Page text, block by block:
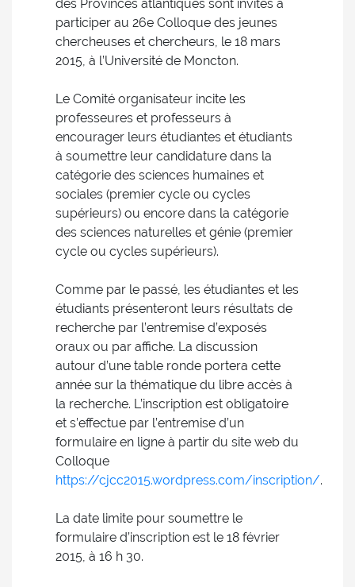
des Provinces atlantiques sont invités à
participer au 26e Colloque des jeunes
chercheuses et chercheurs, le 18 mars
2015, à l’Université de Moncton.
Le Comité organisateur incite les
professeures et professeurs à
encourager leurs étudiantes et étudiants
à soumettre leur candidature dans la
catégorie des sciences humaines et
sociales (premier cycle ou cycles
supérieurs) ou encore dans la catégorie
des sciences naturelles et génie (premier
cycle ou cycles supérieurs).
Comme par le passé, les étudiantes et les
étudiants présenteront leurs résultats de
recherche par l’entremise d’exposés
oraux ou par affiche. La discussion
autour d’une table ronde portera cette
année sur la thématique du libre accès à
la recherche. L’inscription est obligatoire
et s’effectue par l’entremise d’un
formulaire en ligne à partir du site web du
Colloque
https://cjcc2015.wordpress.com/inscription/.
La date limite pour soumettre le
formulaire d’inscription est le 18 février
2015, à 16 h 30.